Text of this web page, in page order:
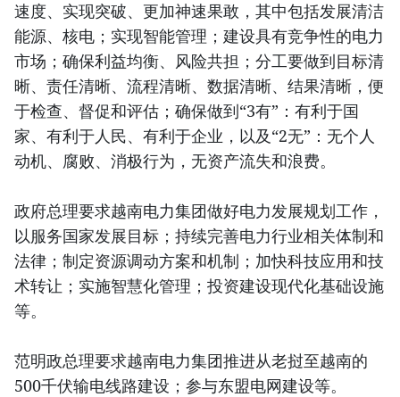
速度、实现突破、更加神速果敢，其中包括发展清洁
能源、核电；实现智能管理；建设具有竞争性的电力
市场；确保利益均衡、风险共担；分工要做到目标清
晰、责任清晰、流程清晰、数据清晰、结果清晰，便
于检查、督促和评估；确保做到“3有”：有利于国
家、有利于人民、有利于企业，以及“2无”：无个人
动机、腐败、消极行为，无资产流失和浪费。
政府总理要求越南电力集团做好电力发展规划工作，
以服务国家发展目标；持续完善电力行业相关体制和
法律；制定资源调动方案和机制；加快科技应用和技
术转让；实施智慧化管理；投资建设现代化基础设施
等。
范明政总理要求越南电力集团推进从老挝至越南的
500千伏输电线路建设；参与东盟电网建设等。